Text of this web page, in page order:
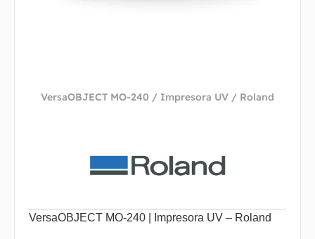
VersaOBJECT MO-240 / Impresora UV / Roland
VersaOBJECT MO‑240 | Impresora UV – Roland